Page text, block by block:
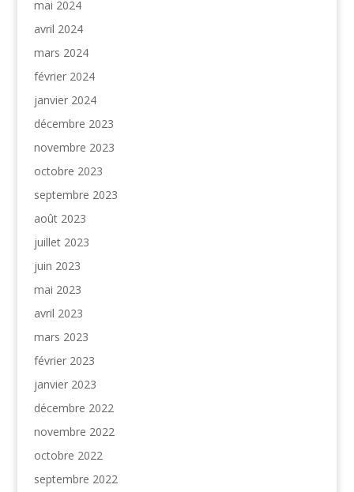
mai 2024
avril 2024
mars 2024
février 2024
janvier 2024
décembre 2023
novembre 2023
octobre 2023
septembre 2023
août 2023
juillet 2023
juin 2023
mai 2023
avril 2023
mars 2023
février 2023
janvier 2023
décembre 2022
novembre 2022
octobre 2022
septembre 2022